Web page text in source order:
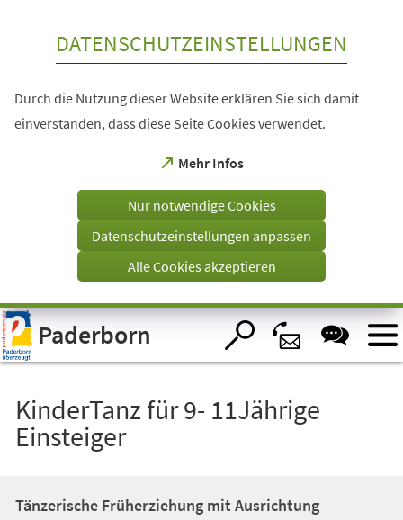
Visuelle
Assistenzsoftware
öffnen.
DATENSCHUTZEINSTELLUNGEN
Durch die Nutzung dieser Website erklären Sie sich damit
einverstanden, dass diese Seite Cookies verwendet.
Mehr Infos
(Öffnet
einem
Tab)
Nur notwendige Cookies
Datenschutzeinstellungen anpassen
Alle Cookies akzeptieren
Paderborn
KinderTanz für 9- 11Jährige
Einsteiger
Tänzerische Früherziehung mit Ausrichtung